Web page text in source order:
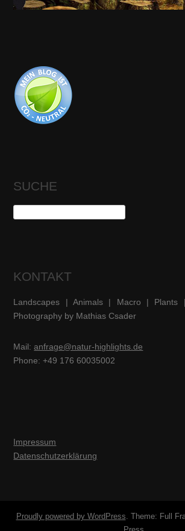
SUCHE
KONTAKT
Landscapes | Animals | Macro |
Photography by Mathias Csader
Mail:anfrage@natur-highlights.de
Phone: +49 176 60035002
Impressum
Datenschutzerklärung
Proudly powered by WordPress. Theme: Full